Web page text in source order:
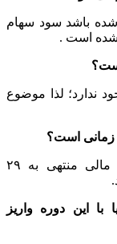
باشد سود سهام
شده است .
ندارد؛ لذا موضوع
واریز مرحله دوم سود سهام عدالت سال مالی منتهی به ۲۹
با این دوره واریز